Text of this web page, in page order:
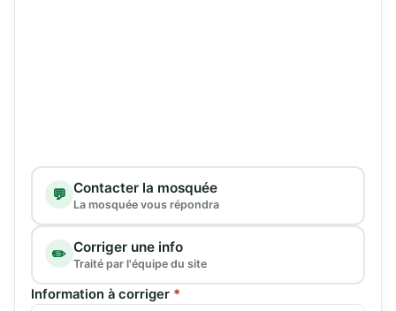
Type de demande
💬 Contacter la mosquée
La mosquée vous répondra
✏️ Corriger une info
Traité par l'équipe du site
Information à corriger *